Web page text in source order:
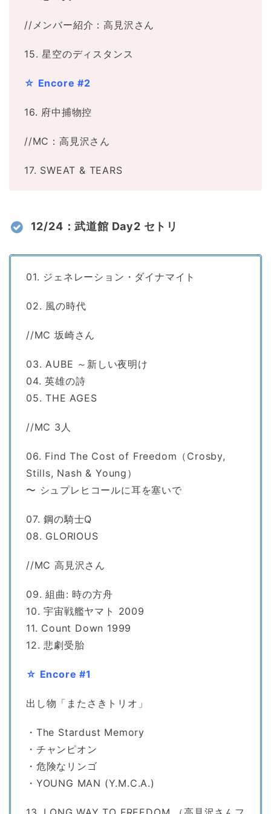
//メンバー紹介：高見沢さん
15. 星空のディスタンス
☆ Encore #2
16. 府中捕物控
//MC：高見沢さん
17. SWEAT & TEARS
12/24：武道館 Day2 セトリ
01. ジェネレーション・ダイナマイト
02. 風の時代
//MC 坂崎さん
03. AUBE ～新しい夜明け
04. 英雄の詩
05. THE AGES
//MC 3人
06. Find The Cost of Freedom（Crosby,
Stills, Nash & Young）
〜 シュプレヒコールに耳を塞いで
07. 鋼の騎士Q
08. GLORIOUS
//MC 高見沢さん
09. 組曲: 時の方舟
10. 宇宙戦艦ヤマト 2009
11. Count Down 1999
12. 悲劇受胎
☆ Encore #1
出し物「またさきトリオ」
・The Stardust Memory
・チャンピオン
・危険なリンゴ
・YOUNG MAN (Y.M.C.A.)